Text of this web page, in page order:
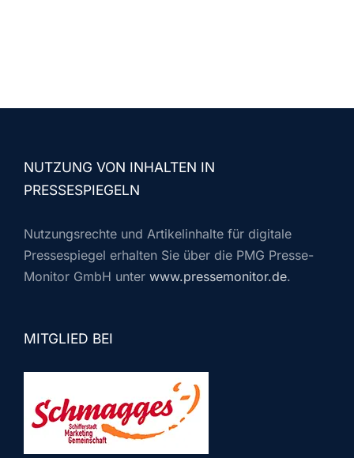
NUTZUNG VON INHALTEN IN
PRESSESPIEGELN
Nutzungsrechte und Artikelinhalte für digitale
Pressespiegel erhalten Sie über die PMG Presse-
Monitor GmbH unter www.pressemonitor.de.
MITGLIED BEI